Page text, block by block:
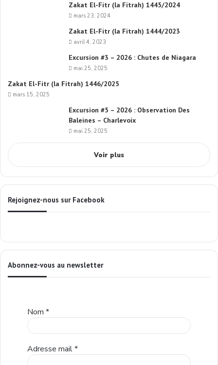
Zakat El-Fitr (la Fitrah) 1445/2024
mars 23, 2024
Zakat El-Fitr (la Fitrah) 1444/2023
avril 4, 2023
Excursion #3 – 2026 : Chutes de Niagara
mai 25, 2025
Zakat El-Fitr (la Fitrah) 1446/2025
mars 15, 2025
Excursion #5 – 2026 : Observation Des
Baleines – Charlevoix
mai 25, 2025
Voir plus
Rejoignez-nous sur Facebook
Abonnez-vous au newsletter
Nom *
Adresse mail*